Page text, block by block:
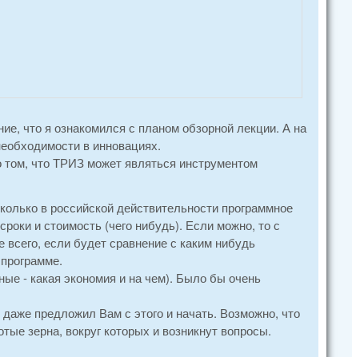
что я ознакомился с планом обзорной лекции. А на
в инновациях.
том, что ТРИЗ может являться инструментом
в российской действительности программное
и стоимость (чего нибудь). Если можно, то с
если будет сравнение с каким нибудь
- какая экономия и на чем). Было бы очень
предложил Вам с этого и начать. Возможно, что
зерна, вокруг которых и возникнут вопросы.